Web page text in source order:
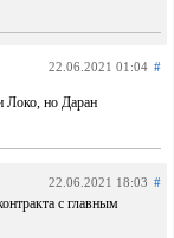
22.06.2021 01:04 #
Локо, но Даран
22.06.2021 18:03 #
с главным